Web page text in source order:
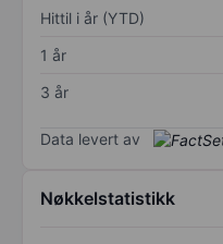
Hittil i år (YTD)
1 år
3 år
Data levert av
Nøkkelstatistikk